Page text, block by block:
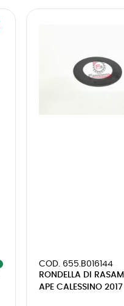
COD. 655.B016144
RONDELLA DI
APE CALESSINO